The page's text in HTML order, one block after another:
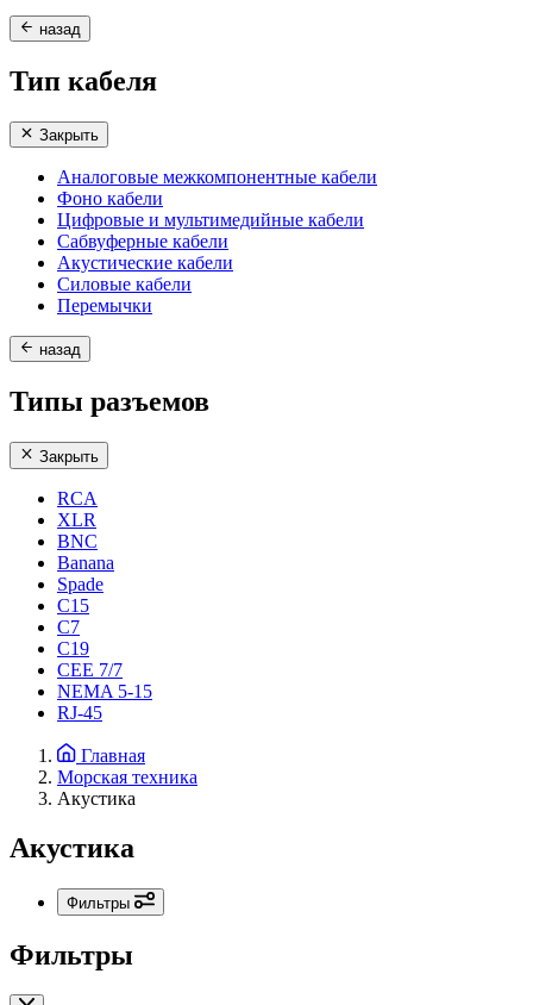
назад
Тип кабеля
Закрыть
Аналоговые межкомпонентные кабели
Фоно кабели
Цифровые и мультимедийные кабели
Сабвуферные кабели
Акустические кабели
Силовые кабели
Перемычки
назад
Типы разъемов
Закрыть
RCA
XLR
BNC
Banana
Spade
C15
С7
C19
CEE 7/7
NEMA 5-15
RJ-45
Главная
Морская техника
Акустика
Акустика
Фильтры
Фильтры